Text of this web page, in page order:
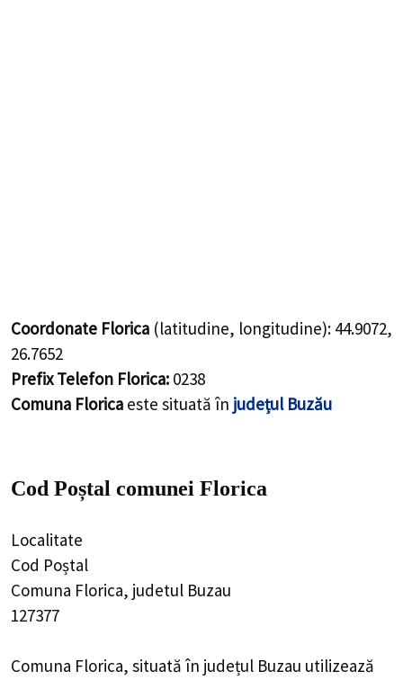
Coordonate Florica (latitudine, longitudine): 44.9072,
26.7652
Prefix Telefon Florica: 0238
Comuna Florica este situată în județul Buzău
Cod Poștal comunei Florica
Localitate
Cod Poștal
Comuna Florica, judetul Buzau
127377
Comuna Florica, situată în județul Buzau utilizează